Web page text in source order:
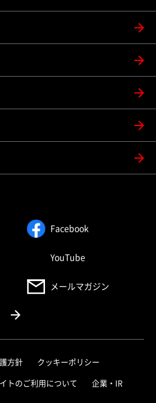
ィンドウで開く）Facebook（別ウィンドウ
ドウで開く）YouTube（別ウィンドウで
開く） メールマガジン
別ウィンドウで開く）
方針 クッキーポリシー
トのご利用について 企業・IR（別ウィ